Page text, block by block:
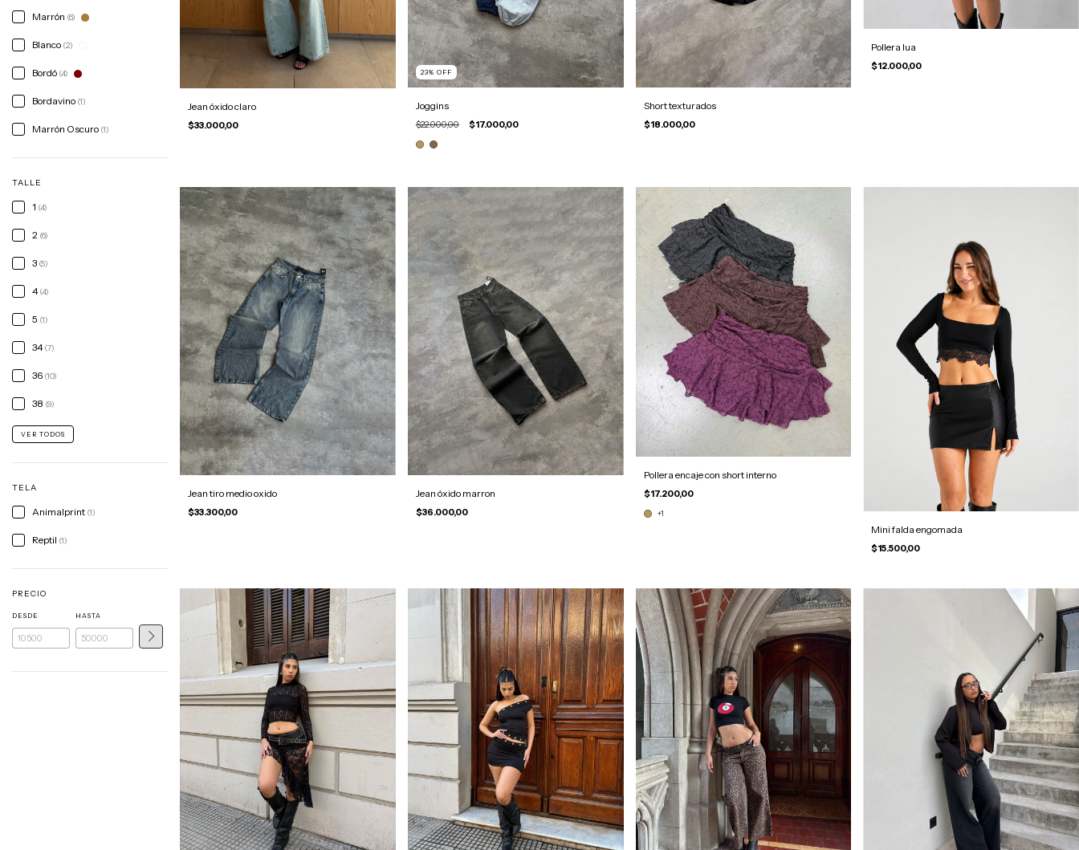
Marrón (6)
Blanco (2)
Bordó (4)
Bordavino (1)
Marrón Oscuro (1)
TALLE
1 (4)
2 (6)
3 (5)
4 (4)
5 (1)
34 (7)
36 (10)
38 (9)
VER TODOS
TELA
Animalprint (1)
Reptil (1)
PRECIO
DESDE HASTA
Jean óxido claro
$33.000,00
23% OFF
Joggins
$22.000,00 $17.000,00
Short texturados
$18.000,00
Pollera lua
$12.000,00
Jean tiro medio oxido
$33.300,00
Jean óxido marron
$36.000,00
Pollera encaje con short interno
$17.200,00
+1
Mini falda engomada
$15.500,00